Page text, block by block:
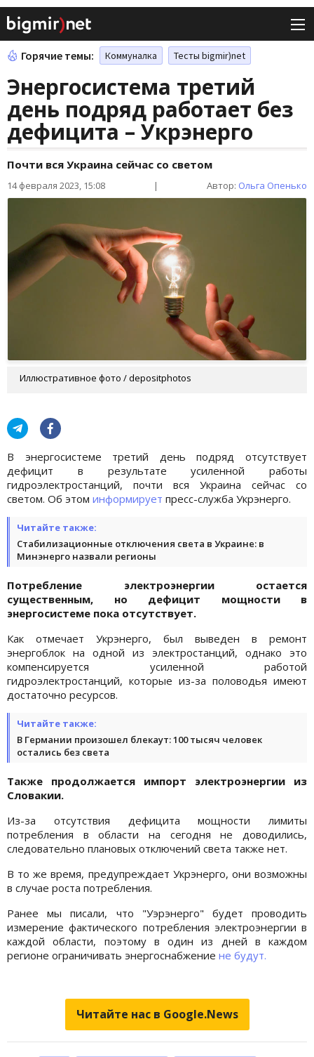
Горячие темы: Коммуналка Тесты bigmir)net
Энергосистема третий
день подряд работает без
дефицита – Укрэнерго
Почти вся Украина сейчас со светом
14 февраля 2023, 15:08 | Автор: Ольга Опенько
Иллюстративное фото / depositphotos
В энергосистеме третий день подряд отсутствует
дефицит в результате усиленной работы
гидроэлектростанций, почти вся Украина сейчас со
светом. Об этом информирует пресс-служба Укрэнерго.
Читайте также:
Стабилизационные отключения света в Украине: в
Минэнерго назвали регионы
Потребление электроэнергии остается
существенным, но дефицит мощности в
энергосистеме пока отсутствует.
Как отмечает Укрэнерго, был выведен в ремонт
энергоблок на одной из электростанций, однако это
компенсируется усиленной работой
гидроэлектростанций, которые из-за половодья имеют
достаточно ресурсов.
Читайте также:
В Германии произошел блекаут: 100 тысяч человек
остались без света
Также продолжается импорт электроэнергии из
Словакии.
Из-за отсутствия дефицита мощности лимиты
потребления в области на сегодня не доводились,
следовательно плановых отключений света также нет.
В то же время, предупреждает Укрэнерго, они возможны
в случае роста потребления.
Ранее мы писали, что "Уэрэнерго" будет проводить
измерение фактического потребления электроэнергии в
каждой области, поэтому в один из дней в каждом
регионе ограничивать энергоснабжение не будут.
Читайте нас в Google.News